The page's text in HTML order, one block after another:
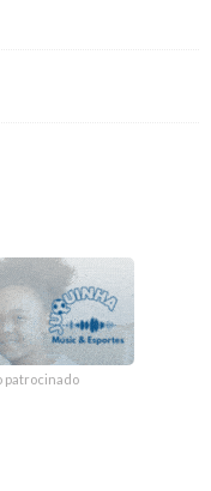
patrocinado
patrocinado